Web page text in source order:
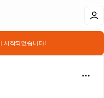
시작되었습니다!